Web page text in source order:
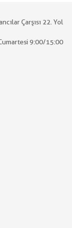
Çarşısı 22. Yol
9:00/15:00